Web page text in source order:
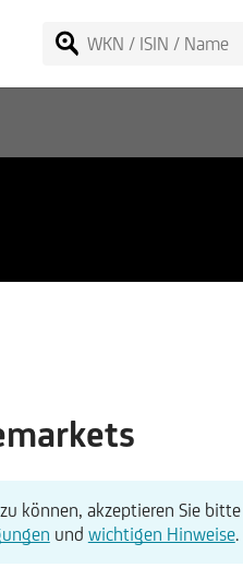
können, akzeptieren Sie
und wichtigen Hinweise.